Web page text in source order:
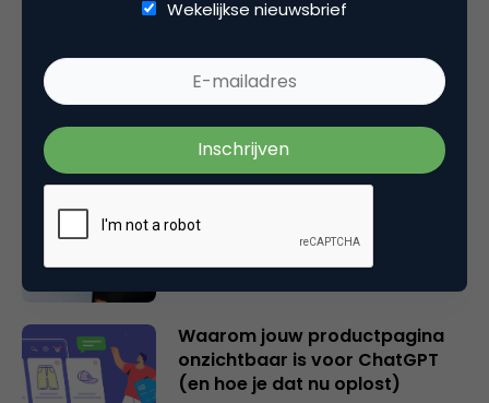
2 overschatte SEO KPI’s [+ 2
bepalen!]
Hoe AI zoeken en vinden op
verandert
Waarom jouw productpagina
onzichtbaar is voor ChatGPT
(en hoe je dat nu oplost)
Wekelijkse nieuwsbrief